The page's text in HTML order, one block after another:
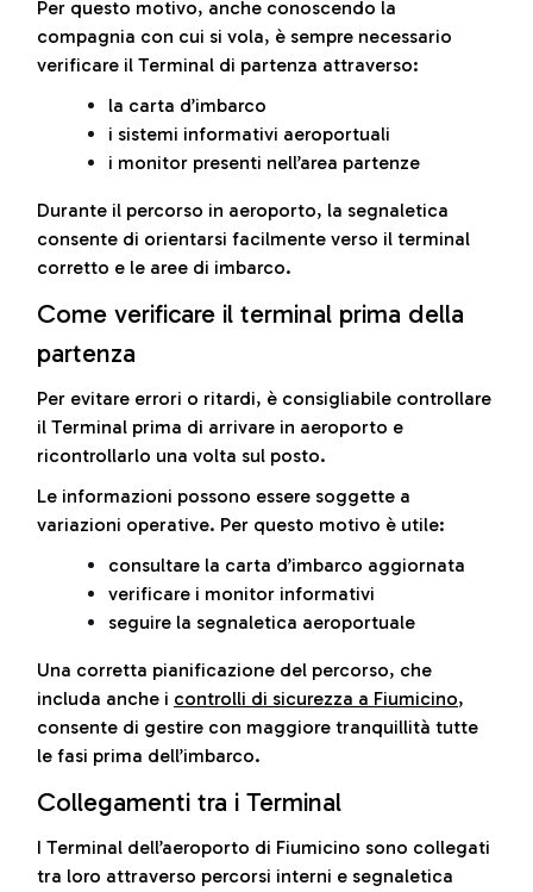
Per questo motivo, anche conoscendo la
compagnia con cui si vola, è sempre necessario
verificare il Terminal di partenza attraverso:
la carta d’imbarco
i sistemi informativi aeroportuali
i monitor presenti nell’area partenze
Durante il percorso in aeroporto, la segnaletica
consente di orientarsi facilmente verso il terminal
corretto e le aree di imbarco.
Come verificare il terminal prima della
partenza
Per evitare errori o ritardi, è consigliabile controllare
il Terminal prima di arrivare in aeroporto e
ricontrollarlo una volta sul posto.
Le informazioni possono essere soggette a
variazioni operative. Per questo motivo è utile:
consultare la carta d’imbarco aggiornata
verificare i monitor informativi
seguire la segnaletica aeroportuale
Una corretta pianificazione del percorso, che
includa anche i controlli di sicurezza a Fiumicino,
consente di gestire con maggiore tranquillità tutte
le fasi prima dell’imbarco.
Collegamenti tra i Terminal
I Terminal dell’aeroporto di Fiumicino sono collegati
tra loro attraverso percorsi interni e segnaletica